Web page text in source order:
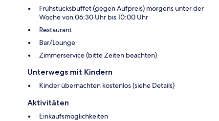
Frühstücksbuffet (gegen Aufpreis) morgens unter der
Woche von 06:30 Uhr bis 10:00 Uhr
Restaurant
Bar/Lounge
Zimmerservice (bitte Zeiten beachten)
Unterwegs mit Kindern
Kinder übernachten kostenlos (siehe Details)
Aktivitäten
Einkaufsmöglichkeiten